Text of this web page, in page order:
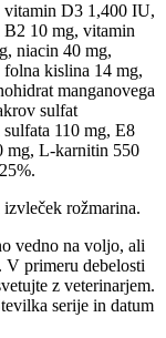
D3 1,400 IU,
10 mg, vitamin
niacin 40 mg,
kislina 14 mg,
manganovega
sulfat
110 mg, E8
mg, L-karnitin 550
rožmarina.
vedno na voljo, ali
V primeru debelosti
z veterinarjem.
serije in datum